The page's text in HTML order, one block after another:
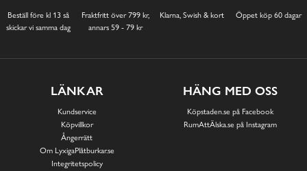
Beställ före kl 13 så
skickar vi samma dag
Fraktfritt över 799 kr,
annars 59 - 79 kr
Klarna, Swish & kort Öppet köp 60 dagar
LÄNKAR
Kundservice
Köpvillkor
Ångerrätt
Om LyxigaPlåtburkar.se
Integritetspolicy
HÄNG MED OSS
Köpstaden.se på Facebook
RumAttÄlska.se på Instagram